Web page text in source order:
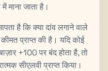
माना जाता है।
है कि क्या दांव लगाने वाले
प्राप्त की है। यदि कोई
+100 पर बंद होता है, तो
सीएलवी प्राप्त किया।